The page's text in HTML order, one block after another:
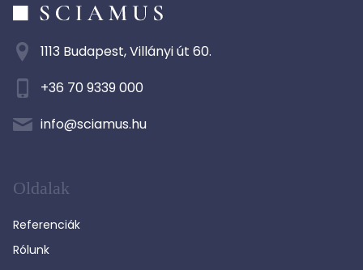
1113 Budapest, Villányi út 60.
+36 70 9339 000
info@sciamus.hu
Oldalak
Referenciák
Rólunk